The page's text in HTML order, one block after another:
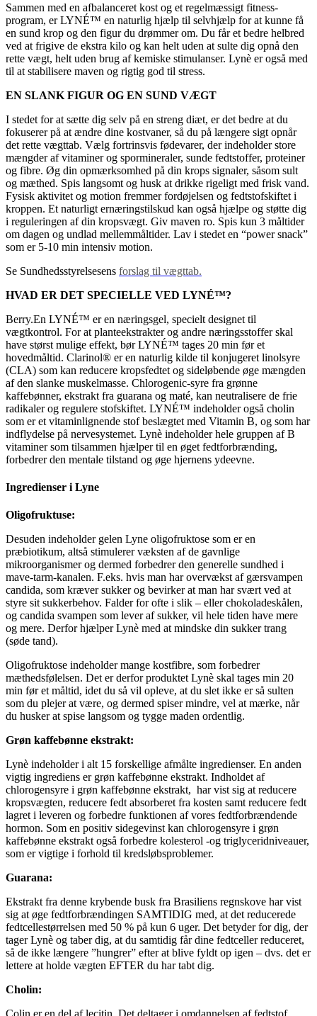
Sammen med en afbalanceret kost og et regelmæssigt fitness-
program, er LYNÉ™ en naturlig hjælp til selvhjælp for at kunne få
en sund krop og den figur du drømmer om. Du får et bedre helbred
ved at frigive de ekstra kilo og kan helt uden at sulte dig opnå den
rette vægt, helt uden brug af kemiske stimulanser. Lynè er også med
til at stabilisere maven og rigtig god til stress.
EN SLANK FIGUR OG EN SUND VÆGT
I stedet for at sætte dig selv på en streng diæt, er det bedre at du
fokuserer på at ændre dine kostvaner, så du på længere sigt opnår
det rette vægttab. Vælg fortrinsvis fødevarer, der indeholder store
mængder af vitaminer og spormineraler, sunde fedtstoffer, proteiner
og fibre. Øg din opmærksomhed på din krops signaler, såsom sult
og mæthed. Spis langsomt og husk at drikke rigeligt med frisk vand.
Fysisk aktivitet og motion fremmer fordøjelsen og fedtstofskiftet i
kroppen. Et naturligt ernæringstilskud kan også hjælpe og støtte dig
i reguleringen af din kropsvægt. Giv maven ro. Spis kun 3 måltider
om dagen og undlad mellemmåltider. Lav i stedet en “power snack”
som er 5-10 min intensiv motion.
Se Sundhedsstyrelsesens forslag til vægttab.
HVAD ER DET SPECIELLE VED LYNÉ™?
Berry.En LYNÉ™ er en næringsgel, specielt designet til
vægtkontrol. For at planteekstrakter og andre næringsstoffer skal
have størst mulige effekt, bør LYNÉ™ tages 20 min før et
hovedmåltid. Clarinol® er en naturlig kilde til konjugeret linolsyre
(CLA) som kan reducere kropsfedtet og sideløbende øge mængden
af den slanke muskelmasse. Chlorogenic-syre fra grønne
kaffebønner, ekstrakt fra guarana og maté, kan neutralisere de frie
radikaler og regulere stofskiftet. LYNÉ™ indeholder også cholin
som er et vitaminlignende stof beslægtet med Vitamin B, og som har
indflydelse på nervesystemet. Lynè indeholder hele gruppen af B
vitaminer som tilsammen hjælper til en øget fedtforbrænding,
forbedrer den mentale tilstand og øge hjernens ydeevne.
Ingredienser i Lyne
Oligofruktuse:
Desuden indeholder gelen Lyne oligofruktose som er en
præbiotikum, altså stimulerer væksten af de gavnlige
mikroorganismer og dermed forbedrer den generelle sundhed i
mave-tarm-kanalen. F.eks. hvis man har overvækst af gærsvampen
candida, som kræver sukker og bevirker at man har svært ved at
styre sit sukkerbehov. Falder for ofte i slik – eller chokoladeskålen,
og candida svampen som lever af sukker, vil hele tiden have mere
og mere. Derfor hjælper Lynè med at mindske din sukker trang
(søde tand).
Oligofruktose indeholder mange kostfibre, som forbedrer
mæthedsfølelsen. Det er derfor produktet Lynè skal tages min 20
min før et måltid, idet du så vil opleve, at du slet ikke er så sulten
som du plejer at være, og dermed spiser mindre, vel at mærke, når
du husker at spise langsom og tygge maden ordentlig.
Grøn kaffebønne ekstrakt:
Lynè indeholder i alt 15 forskellige afmålte ingredienser. En anden
vigtig ingrediens er grøn kaffebønne ekstrakt. Indholdet af
chlorogensyre i grøn kaffebønne ekstrakt, har vist sig at reducere
kropsvægten, reducere fedt absorberet fra kosten samt reducere fedt
lagret i leveren og forbedre funktionen af vores fedtforbrændende
hormon. Som en positiv sidegevinst kan chlorogensyre i grøn
kaffebønne ekstrakt også forbedre kolesterol -og triglyceridniveauer,
som er vigtige i forhold til kredsløbsproblemer.
Guarana:
Ekstrakt fra denne krybende busk fra Brasiliens regnskove har vist
sig at øge fedtforbrændingen SAMTIDIG med, at det reducerede
fedtcellestørrelsen med 50 % på kun 6 uger. Det betyder for dig, der
tager Lynè og taber dig, at du samtidig får dine fedtceller reduceret,
så de ikke længere ”hungrer” efter at blive fyldt op igen – dvs. det er
lettere at holde vægten EFTER du har tabt dig.
Cholin: